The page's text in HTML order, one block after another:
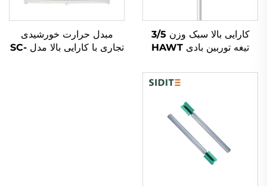
کارایی بالا سبک وزن 3/5
تیغه توربین بادی HAWT
جنگله ای دی کاست
مبدل حرارت خورشیدی
تجاری با کارایی بالا مدل SC-